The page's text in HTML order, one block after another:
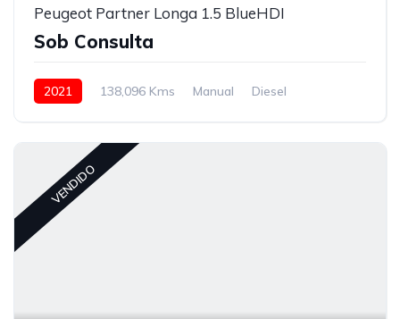
Peugeot Partner Longa 1.5 BlueHDI
Sob Consulta
2021 138,096 Kms Manual
Diesel
VENDIDO